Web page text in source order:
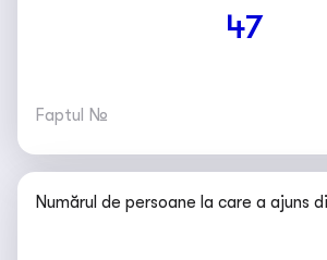
47
Faptul №
Numărul de persoane la care a ajuns